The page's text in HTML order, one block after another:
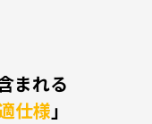
まれる
仕様」